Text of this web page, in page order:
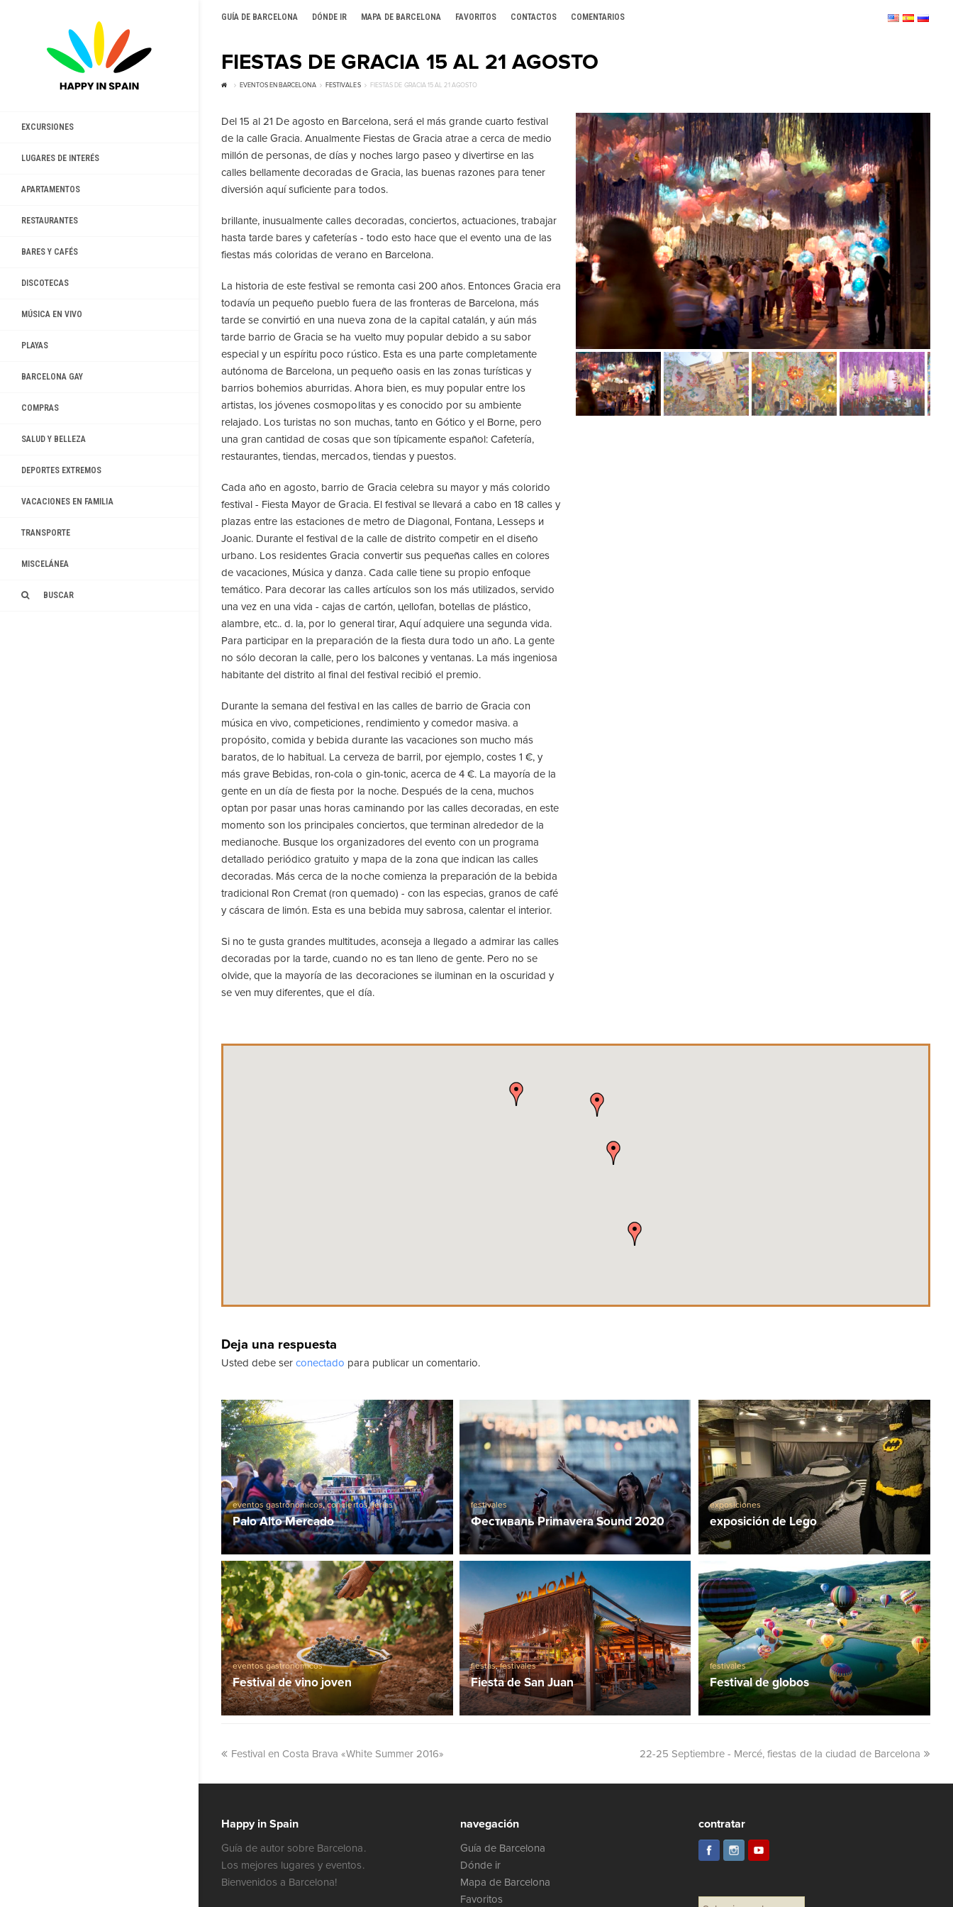
GUÍA DE BARCELONA DÓNDE IR MAPA DE BARCELONA FAVORITOS CONTACTOS COMENTARIOS
EXCURSIONES
LUGARES DE INTERÉS
APARTAMENTOS
RESTAURANTES
BARES Y CAFÉS
DISCOTECAS
MÚSICA EN VIVO
PLAYAS
BARCELONA GAY
COMPRAS
SALUD Y BELLEZA
DEPORTES EXTREMOS
VACACIONES EN FAMILIA
TRANSPORTE
MISCELÁNEA
BUSCAR
FIESTAS DE GRACIA 15 AL 21 AGOSTO
EVENTOS EN BARCELONA FESTIVALES FIESTAS DE GRACIA 15 AL 21 AGOSTO
Del 15 al 21 De agosto en Barcelona, ​​será el más grande cuarto festival
de la calle Gracia. Anualmente Fiestas de Gracia atrae a cerca de medio
millón de personas, de días y noches largo paseo y divertirse en las
calles bellamente decoradas de Gracia, las buenas razones para tener
diversión aquí suficiente para todos.
brillante, inusualmente calles decoradas, conciertos, actuaciones, trabajar
hasta tarde bares y cafeterías - todo esto hace que el evento una de las
fiestas más coloridas de verano en Barcelona.
La historia de este festival se remonta casi 200 años. Entonces Gracia era
todavía un pequeño pueblo fuera de las fronteras de Barcelona, más
tarde se convirtió en una nueva zona de la capital catalán, y aún más
tarde barrio de Gracia se ha vuelto muy popular debido a su sabor
especial y un espíritu poco rústico. Esta es una parte completamente
autónoma de Barcelona, un pequeño oasis en las zonas turísticas y
barrios bohemios aburridas. Ahora bien, es muy popular entre los
artistas, los jóvenes cosmopolitas y es conocido por su ambiente
relajado. Los turistas no son muchas, tanto en Gótico y el Borne, pero
una gran cantidad de cosas que son típicamente español: Cafetería,
restaurantes, tiendas, mercados, tiendas y puestos.
Cada año en agosto, barrio de Gracia celebra su mayor y más colorido
festival - Fiesta Mayor de Gracia. El festival se llevará a cabo en 18 calles y
plazas entre las estaciones de metro de Diagonal, Fontana, Lesseps и
Joanic. Durante el festival de la calle de distrito competir en el diseño
urbano. Los residentes Gracia convertir sus pequeñas calles en colores
de vacaciones, Música y danza. Cada calle tiene su propio enfoque
temático. Para decorar las calles artículos son los más utilizados, servido
una vez en una vida - cajas de cartón, цellofan, botellas de plástico,
alambre, etc.. d. la, por lo general tirar, Aquí adquiere una segunda vida.
Para participar en la preparación de la fiesta dura todo un año. La gente
no sólo decoran la calle, pero los balcones y ventanas. La más ingeniosa
habitante del distrito al final del festival recibió el premio.
Durante la semana del festival en las calles de barrio de Gracia con
música en vivo, competiciones, rendimiento y comedor masiva. a
propósito, comida y bebida durante las vacaciones son mucho más
baratos, de lo habitual. La cerveza de barril, por ejemplo, costes 1 €, y
más grave Bebidas, ron-cola o gin-tonic, acerca de 4 €. La mayoría de la
gente en un día de fiesta por la noche. Después de la cena, muchos
optan por pasar unas horas caminando por las calles decoradas, en este
momento son los principales conciertos, que terminan alrededor de la
medianoche. Busque los organizadores del evento con un programa
detallado periódico gratuito y mapa de la zona que indican las calles
decoradas. Más cerca de la noche comienza la preparación de la bebida
tradicional Ron Cremat (ron quemado) - con las especias, granos de café
y cáscara de limón. Esta es una bebida muy sabrosa, calentar el interior.
Si no te gusta grandes multitudes, aconseja a llegado a admirar las calles
decoradas por la tarde, cuando no es tan lleno de gente. Pero no se
olvide, que la mayoría de las decoraciones se iluminan en la oscuridad y
se ven muy diferentes, que el día.
Deja una respuesta
Usted debe serconectado para publicar un comentario.
eventos gastronómicos,conciertos,ferias
Palo Alto Mercado
festivales
Фестиваль Primavera Sound 2020
exposiciones
exposición de Lego
eventos gastronómicos
Festival de vino joven
fiestas,festivales
Fiesta de San Juan
festivales
Festival de globos
Festival en Costa Brava «White Summer 2016» 22-25 Septiembre - Mercé, fiestas de la ciudad de Barcelona
Happy in Spain
Guía de autor sobre Barcelona.
Los mejores lugares y eventos.
Bienvenidos a Barcelona!
navegación
Guía de Barcelona
Dónde ir
Mapa de Barcelona
Favoritos
contratar